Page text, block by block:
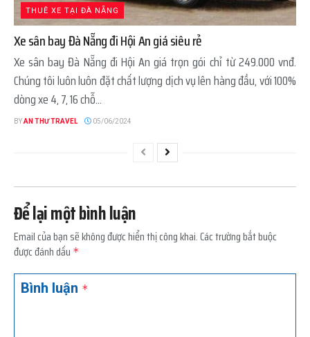
THUÊ XE TẠI ĐÀ NẴNG
Xe sân bay Đà Nẵng đi Hội An giá siêu rẻ
Xe sân bay Đà Nẵng đi Hội An giá trọn gói chỉ từ 249.000 vnđ.
Chúng tôi luôn luôn đặt chất lượng dịch vụ lên hàng đầu, với 100%
dòng xe 4, 7, 16 chỗ...
BYAN THƯ TRAVEL 05/06/2024
Để lại một bình luận
Email của bạn sẽ không được hiển thị công khai.Các trường bắt buộc
được đánh dấu *
Bình luận *